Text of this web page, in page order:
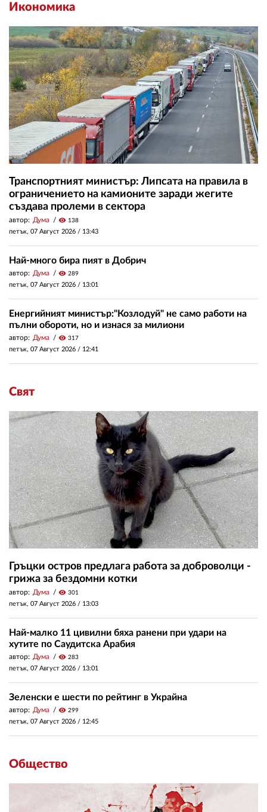
Икономика
Транспортният министър: Липсата на правила в
ограничението на камионите заради жегите
създава пролеми в сектора
автор: Дума visibility 138
петък, 07 Август 2026 / 13:43
Най-много бира пият в Добрич
автор: Дума visibility 289
петък, 07 Август 2026 / 13:01
Енергийният министър:"Козлодуй" не само работи на
пълни обороти, но и изнася за милиони
автор: Дума visibility 317
петък, 07 Август 2026 / 12:41
Свят
Гръцки остров предлага работа за доброволци -
грижа за бездомни котки
автор: Дума visibility 301
петък, 07 Август 2026 / 13:03
Най-малко 11 цивилни бяха ранени при удари на
хутите по Саудитска Арабия
автор: Дума visibility 283
петък, 07 Август 2026 / 13:01
Зеленски е шести по рейтинг в Украйна
автор: Дума visibility 299
петък, 07 Август 2026 / 12:45
Общество